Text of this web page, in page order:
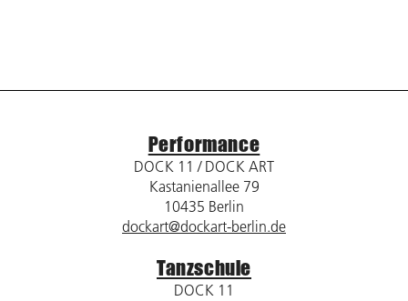
Performance
DOCK 11 / DOCK ART
Kastanienallee 79
10435 Berlin
dockart@dockart-berlin.de
Tanzschule
DOCK 11